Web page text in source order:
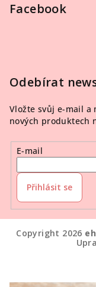
Facebook
Odebírat
Vložte svůj e-mail a
nových produktech
E-mail
Přihlásit se
Copyright 2026